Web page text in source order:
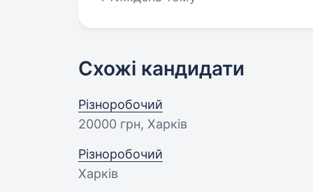
Схожі кандидати
Різноробочий
20000 грн, Харків
Різноробочий
Харків